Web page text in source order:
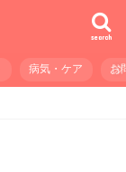
search
病気・ケア お